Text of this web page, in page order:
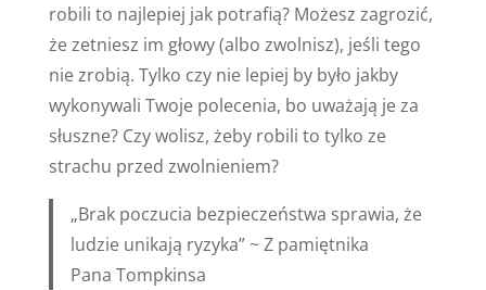
robili to najlepiej jak potrafią? Możesz zagrozić,
że zetniesz im głowy (albo zwolnisz), jeśli tego
nie zrobią. Tylko czy nie lepiej by było jakby
wykonywali Twoje polecenia, bo uważają je za
słuszne? Czy wolisz, żeby robili to tylko ze
strachu przed zwolnieniem?
„Brak poczucia bezpieczeństwa sprawia, że
ludzie unikają ryzyka” ~ Z pamiętnika
Pana Tompkinsa